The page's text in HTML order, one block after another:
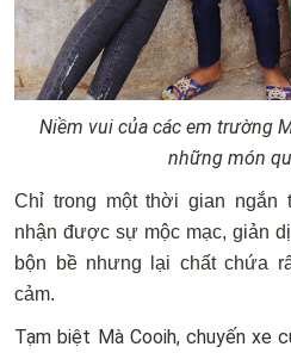
Niềm vui của các em trường
những món
Chỉ trong một thời gian ngắn
nhận được sự mộc mạc, giản
bộn bề nhưng lại chất chứa
cảm.
Tạm biệt Mà Cooih, chuyến xe